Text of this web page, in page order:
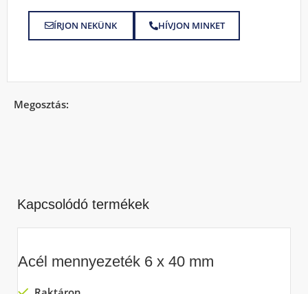
ÍRJON NEKÜNK HÍVJON MINKET
Megosztás:
Kapcsolódó termékek
Acél mennyezeték 6 x 40 mm